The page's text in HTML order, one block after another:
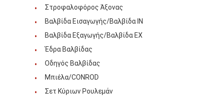
Ανταλλακτικά κινητήρα CUMMINS
Μέρη κινητήρα MITSUBISHI
Μέρη κινητήρων John Deere
Μέρη κινητήρα DOOSAN
Τμήματα κινητήρα EC VOLVO
Στροφαλοφόρος Άξονας
Βαλβίδα Εισαγωγής/Βαλβίδα IN
Βαλβίδα Εξαγωγής/Βαλβίδα EX
Έδρα Βαλβίδας
Οδηγός Βαλβίδας
Μπιέλα/CONROD
Σετ Κύριων Ρουλεμάν